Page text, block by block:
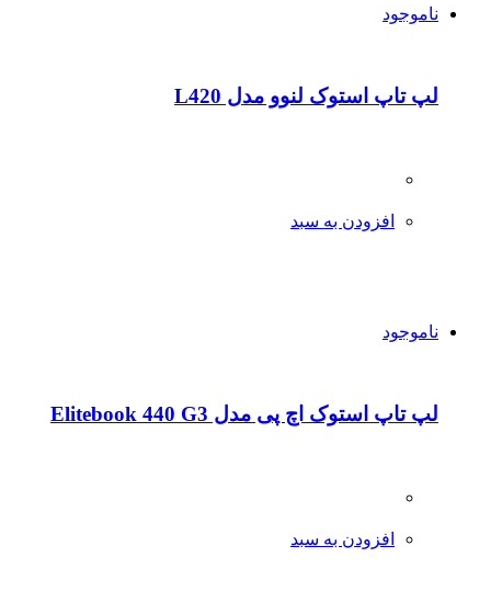
ناموجود
لپ تاپ استوک لنوو مدل L420
افزودن به سبد
ناموجود
لپ تاپ استوک اچ پی مدل Elitebook 440 G3
افزودن به سبد